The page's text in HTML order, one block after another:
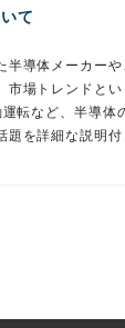
て
半導体メーカー
市場トレンドと
転など、半導体
を詳細な説明付